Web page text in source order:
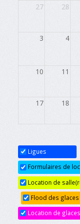
27
28
3 4
10 11
17 18
31 1
Ligues
Formulaires de
Location de
Flood des glaces
Location de glaces